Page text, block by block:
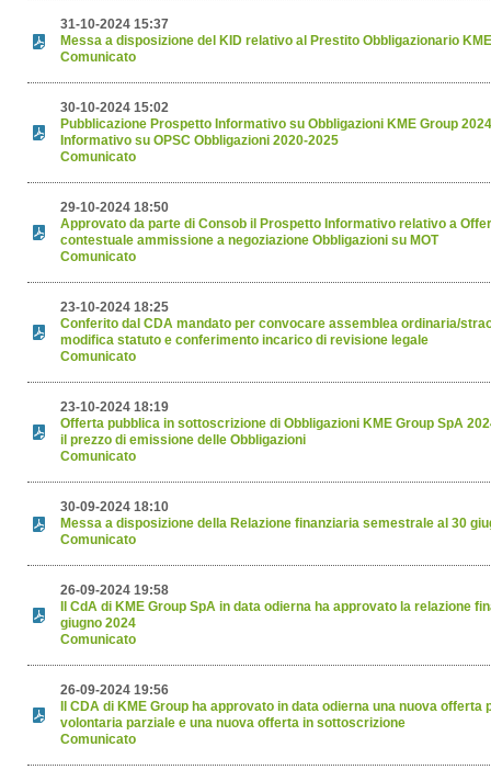
31-10-2024 15:37
Messa a disposizione del KID relativo al Prestito Obbligazionario
Comunicato
30-10-2024 15:02
Pubblicazione Prospetto Informativo su Obbligazioni KME Group
Informativo su OPSC Obbligazioni 2020-2025
Comunicato
29-10-2024 18:50
Approvato da parte di Consob il Prospetto Informativo relativo a
contestuale ammissione a negoziazione Obbligazioni su MOT
Comunicato
23-10-2024 18:25
Conferito dal CDA mandato per convocare assemblea ordinaria/
modifica statuto e conferimento incarico di revisione legale
Comunicato
23-10-2024 18:19
Offerta pubblica in sottoscrizione di Obbligazioni KME Group SpA
il prezzo di emissione delle Obbligazioni
Comunicato
30-09-2024 18:10
Messa a disposizione della Relazione finanziaria semestrale al 30
Comunicato
26-09-2024 19:58
Il CdA di KME Group SpA in data odierna ha approvato la relazione
giugno 2024
Comunicato
26-09-2024 19:56
Il CDA di KME Group ha approvato in data odierna una nuova offerta
volontaria parziale e una nuova offerta in sottoscrizione
Comunicato